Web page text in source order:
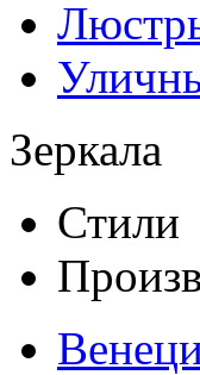
Зеркала
Стили